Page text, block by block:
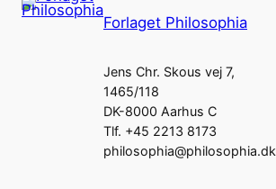
Forlaget Philosophia
Jens Chr. Skous vej 7,
1465/118
DK-8000 Aarhus C
Tlf. +45 2213 8173
philosophia@philosophia.dk